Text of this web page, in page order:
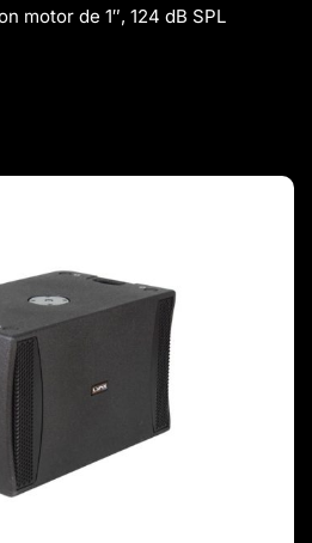
motor de 1″, 124 dB SPL